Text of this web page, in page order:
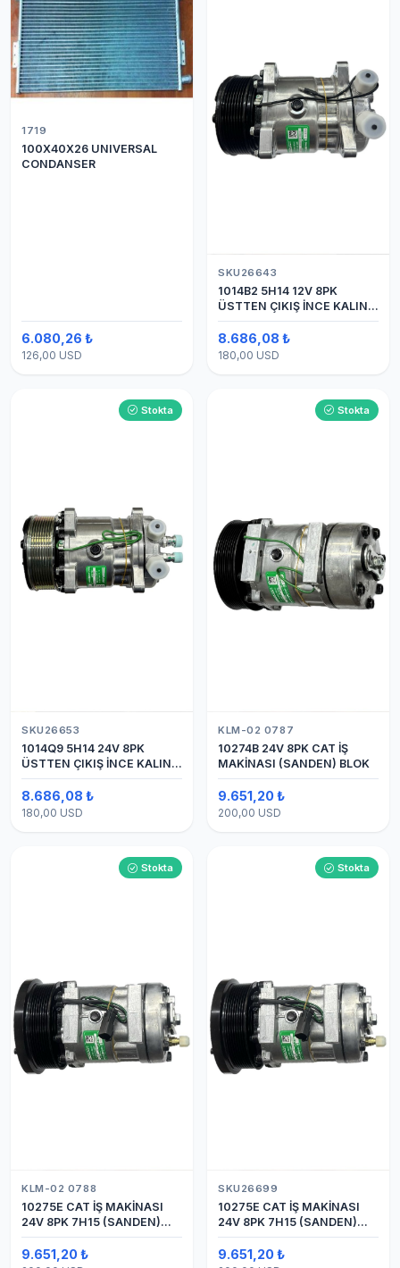
1719
100X40X26 UNIVERSAL
CONDANSER
6.080,26 ₺
126,00 USD
SKU26643
1014B2 5H14 12V 8PK
ÜSTTEN ÇIKIŞ İNCE KALIN
(SANDEN) KLİMA
KOMPESÖRÜ
8.686,08 ₺
180,00 USD
Stokta
SKU26653
1014Q9 5H14 24V 8PK
ÜSTTEN ÇIKIŞ İNCE KALIN
(SANDEN) KLİMA
KOMPRESÖRÜ KOMPRESÖR
8.686,08 ₺
180,00 USD
Stokta
KLM-02 0787
10274B 24V 8PK CAT İŞ
MAKİNASI (SANDEN) BLOK
9.651,20 ₺
200,00 USD
Stokta
KLM-02 0788
10275E CAT İŞ MAKİNASI
24V 8PK 7H15 (SANDEN)
BLOK
9.651,20 ₺
Stokta
SKU26699
10275E CAT İŞ MAKİNASI
24V 8PK 7H15 (SANDEN)
BLOK SAPLAMALI KLİMA
KOMPRESÖRÜ
9.651,20 ₺